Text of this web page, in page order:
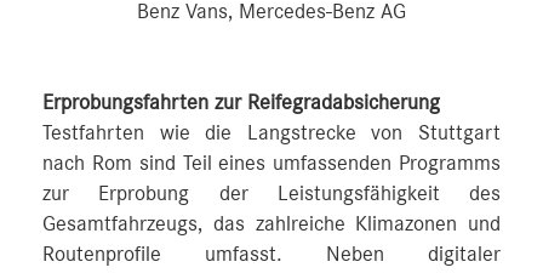
Benz Vans, Mercedes-Benz AG
Erprobungsfahrten zur Reifegradabsicherung
Testfahrten wie die Langstrecke von Stuttgart
nach Rom sind Teil eines umfassenden Programms
zur Erprobung der Leistungsfähigkeit des
Gesamtfahrzeugs, das zahlreiche Klimazonen und
Routenprofile umfasst. Neben digitaler